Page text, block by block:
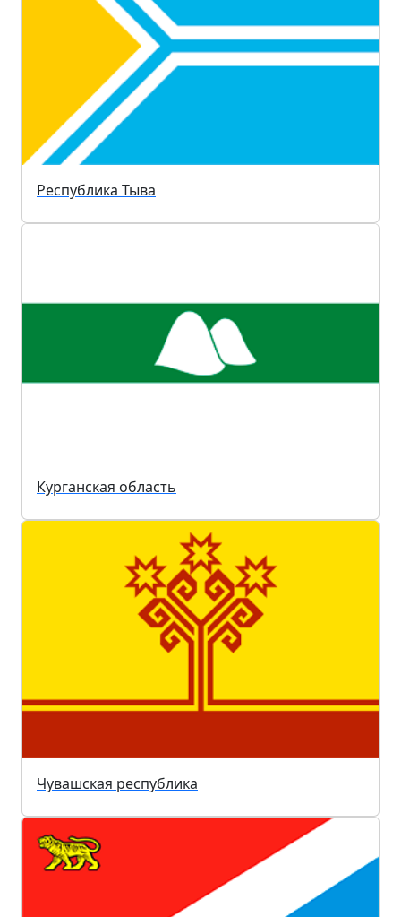
Республика Тыва
Курганская область
Чувашская республика